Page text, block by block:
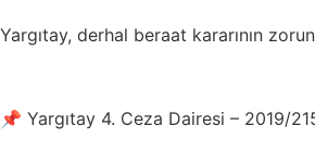
Yargıtay, derhal beraat kararının
📌 Yargıtay 4. Ceza Dairesi – 2019/